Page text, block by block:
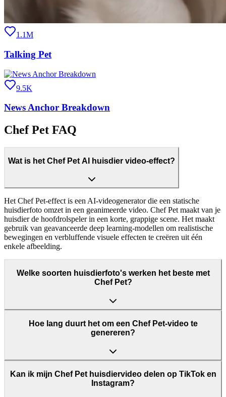
1.1M
Talking Pet
9.5K
News Anchor Breakdown
Chef Pet FAQ
Wat is het Chef Pet AI huisdier video-effect?
Het Chef Pet-effect is een AI-videogenerator die een statische
huisdierfoto omzet in een geanimeerde video. Chef Pet maakt van je
huisdier de hoofdrolspeler in een korte, grappige scene. Het maakt
gebruik van geavanceerde deep learning-modellen om realistische
bewegingen en verbluffende visuele effecten te creëren uit één
enkele afbeelding.
Welke soorten huisdierfoto's werken het beste met
Chef Pet?
Hoe lang duurt het om een Chef Pet-video te
genereren?
Kan ik mijn Chef Pet huisdiervideo delen op TikTok en
Instagram?